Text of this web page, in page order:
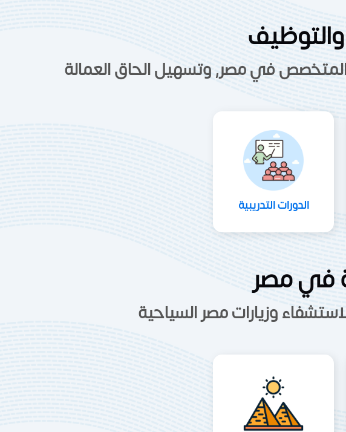
المتخصص في مصر, وتسهيل الحاق العمالة
الدورات التدريبية
في مصر
وزيارات مصر السياحية